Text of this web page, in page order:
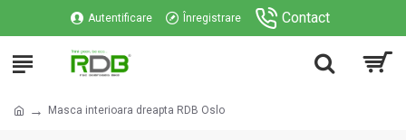
Autentificare Înregistrare Contact
Masca interioara dreapta RDB Oslo